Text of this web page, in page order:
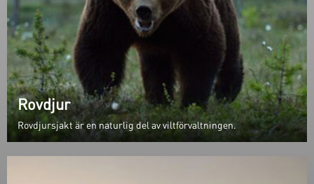
Rovdjur
Rovdjursjakt är en naturlig del av viltförvaltningen.